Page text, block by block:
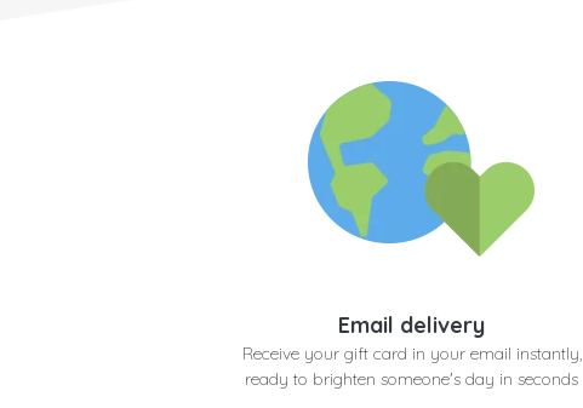
Email delivery
Receive your gift card in your email instantly,
ready to brighten someone's day in seconds